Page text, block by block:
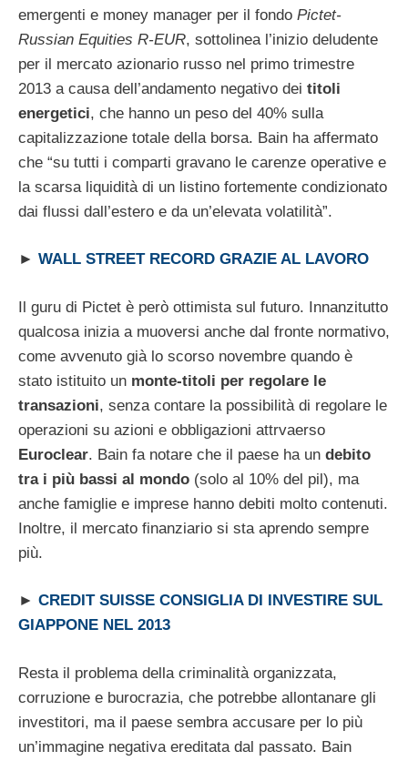
emergenti e money manager per il fondo Pictet-
Russian Equities R-EUR, sottolinea l’inizio deludente
per il mercato azionario russo nel primo trimestre
2013 a causa dell’andamento negativo dei titoli
energetici, che hanno un peso del 40% sulla
capitalizzazione totale della borsa. Bain ha affermato
che “su tutti i comparti gravano le carenze operative e
la scarsa liquidità di un listino fortemente condizionato
dai flussi dall’estero e da un’elevata volatilità”.
► WALL STREET RECORD GRAZIE AL LAVORO
Il guru di Pictet è però ottimista sul futuro. Innanzitutto
qualcosa inizia a muoversi anche dal fronte normativo,
come avvenuto già lo scorso novembre quando è
stato istituito un monte-titoli per regolare le
transazioni, senza contare la possibilità di regolare le
operazioni su azioni e obbligazioni attrvaerso
Euroclear. Bain fa notare che il paese ha un debito
tra i più bassi al mondo (solo al 10% del pil), ma
anche famiglie e imprese hanno debiti molto contenuti.
Inoltre, il mercato finanziario si sta aprendo sempre
più.
► CREDIT SUISSE CONSIGLIA DI INVESTIRE SUL
GIAPPONE NEL 2013
Resta il problema della criminalità organizzata,
corruzione e burocrazia, che potrebbe allontanare gli
investitori, ma il paese sembra accusare per lo più
un’immagine negativa ereditata dal passato. Bain